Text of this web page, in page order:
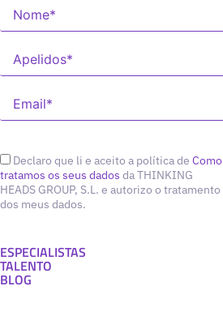
Declaro que li e aceito a política de Como
tratamos os seus dados da THINKING
HEADS GROUP, S.L. e autorizo o tratamento
dos meus dados.
ESPECIALISTAS
TALENTO
BLOG